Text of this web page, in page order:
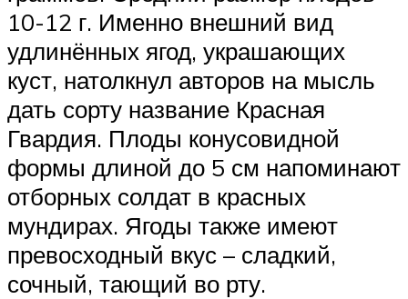
10-12 г. Именно внешний вид
удлинённых ягод, украшающих
куст, натолкнул авторов на мысль
дать сорту название Красная
Гвардия. Плоды конусовидной
формы длиной до 5 см напоминают
отборных солдат в красных
мундирах. Ягоды также имеют
превосходный вкус – сладкий,
сочный, тающий во рту.